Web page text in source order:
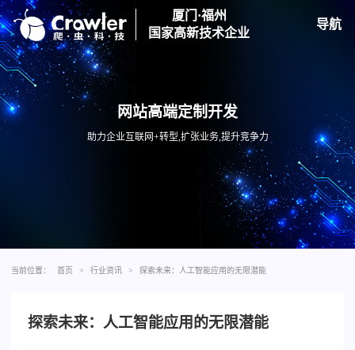
厦门·福州
国家高新技术企业
导航
网站高端定制开发
助力企业互联网+转型,扩张业务,提升竞争力
当前位置： 首页 > 行业资讯 > 探索未来：人工智能应用的无限潜能
探索未来：人工智能应用的无限潜能